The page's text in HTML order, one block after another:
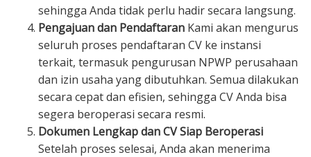
sehingga Anda tidak perlu hadir secara langsung.
Pengajuan dan Pendaftaran Kami akan mengurus
seluruh proses pendaftaran CV ke instansi
terkait, termasuk pengurusan NPWP perusahaan
dan izin usaha yang dibutuhkan. Semua dilakukan
secara cepat dan efisien, sehingga CV Anda bisa
segera beroperasi secara resmi.
Dokumen Lengkap dan CV Siap Beroperasi
Setelah proses selesai, Anda akan menerima